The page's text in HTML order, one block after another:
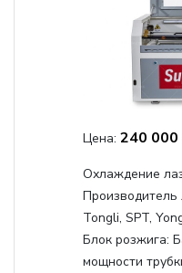
Цена: 240 000
Охлаждение
Производитель
Tongli, SPT,
Блок розжига:
мощности